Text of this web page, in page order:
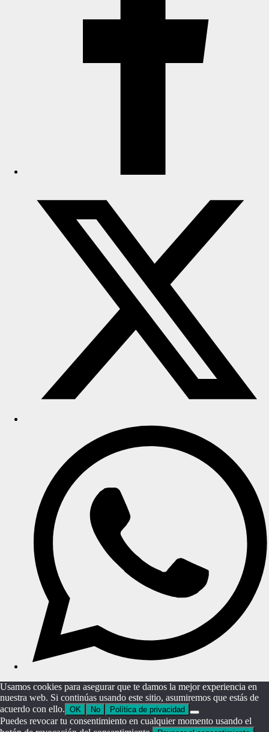
Usamos cookies para asegurar que te damos la mejor experiencia en
nuestra web. Si continúas usando este sitio, asumiremos que estás de
acuerdo con ello. OK No Política de privacidad
Puedes revocar tu consentimiento en cualquier momento usando el